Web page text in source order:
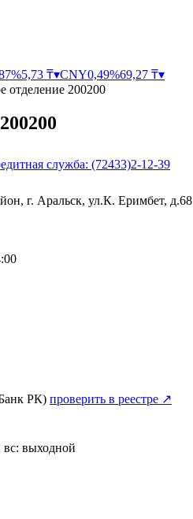
%5,73 ₸▾CNY0,49%69,27 ₸▾
отделение 200200
служба: (72433)2-12-39
г. Аральск, ул.К. Еримбет, д.68
РК) проверить в реестре ↗
вс: выходной